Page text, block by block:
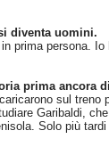
diventa uomini.
prima persona.
prima ancora
sul treno
Garibaldi,
Solo più